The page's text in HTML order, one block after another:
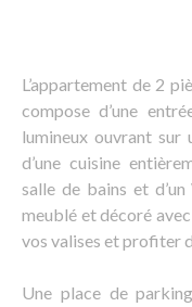
L’appartement de 2
compose d’une
lumineux ouvrant sur
d’une cuisine
salle de bains et
meublé et décoré
vos valises et profiter
Une place de